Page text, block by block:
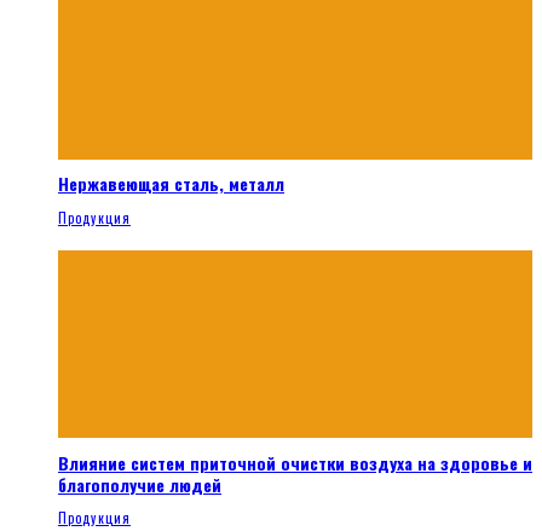
Нержавеющая сталь, металл
Продукция
Влияние систем приточной очистки воздуха на здоровье и
благополучие людей
Продукция